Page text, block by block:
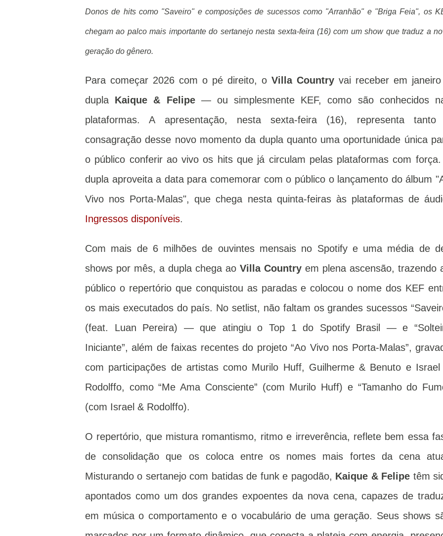
Donos de hits como "Saveiro" e composições de sucessos como "Arranhão" e "Briga Feia", os
chegam ao palco mais importante do sertanejo nesta sexta-feira (16) com um show que traduz a
geração do gênero.
Para começar 2026 com o pé direito, o Villa Country vai receber em
dupla Kaique & Felipe— ou simplesmente KEF, como são conhecidos
plataformas. A apresentação, nesta sexta-feira (16), representa
consagração desse novo momento da dupla quanto uma oportunidade única
o público conferir ao vivo os hits que já circulam pelas plataformas com
dupla aproveita a data para comemorar com o público o lançamento do álbum
Vivo nos Porta-Malas", que chega nesta quinta-feiras às plataformas de
Ingressos disponíveis.
Com mais de 6 milhões de ouvintes mensais no Spotify e uma média de
shows por mês, a dupla chega ao Villa Country em plena ascensão, trazendo
público o repertório que conquistou as paradas e colocou o nome dos KEF
os mais executados do país. No setlist, não faltam os grandes sucessos
(feat. Luan Pereira) — que atingiu o Top 1 do Spotify Brasil — e
Iniciante”, além de faixas recentes do projeto “Ao Vivo nos Porta-Malas”,
com participações de artistas como Murilo Huff, Guilherme & Benuto e Israel
Rodolffo, como “Me Ama Consciente” (com Murilo Huff) e “Tamanho do
(com Israel & Rodolffo).
O repertório, que mistura romantismo, ritmo e irreverência, reflete bem essa
de consolidação que os coloca entre os nomes mais fortes da cena
Misturando o sertanejo com batidas de funk e pagodão, Kaique & Felipe têm
apontados como um dos grandes expoentes da nova cena, capazes de
em música o comportamento e o vocabulário de uma geração. Seus shows